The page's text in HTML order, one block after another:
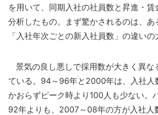
を用いて、同期入社の社員数と昇進・賃
分析したもの。まず驚かされるのは、
「入社年次ごとの新入社員数」の違いの
景気の良し悪しで採用数が大きく異な
ている。94～96年と2000年は、入社人
かおらずピーク時より100人も少ない。
92年よりも、2007～08年の方が入社人